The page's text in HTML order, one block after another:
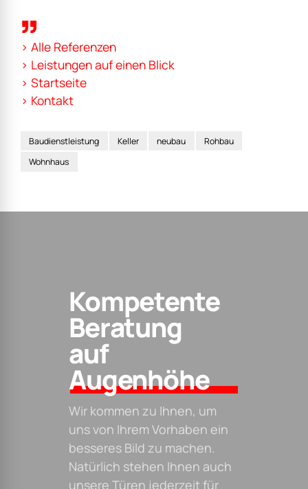
> Alle Referenzen
> Leistungen auf einen Blick
> Startseite
> Kontakt
Baudienstleistung Keller neubau
Rohbau
Wohnhaus
Kompetente
Beratung
auf
Augenhöhe
Wir kommen zu Ihnen, um
uns von Ihrem Vorhaben ein
besseres Bild zu machen.
Natürlich stehen Ihnen auch
unsere Türen jederzeit für